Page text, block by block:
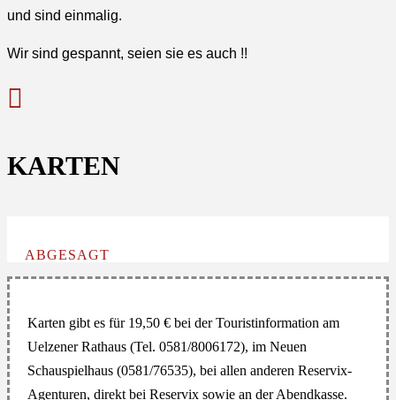
und sind einmalig.
Wir sind gespannt, seien sie es auch !!

KARTEN
ABGESAGT
Karten gibt es für 19,50 € bei der Touristinformation am
Uelzener Rathaus (Tel. 0581/8006172), im Neuen
Schauspielhaus (0581/76535), bei allen anderen Reservix-
Agenturen, direkt bei Reservix sowie an der Abendkasse.